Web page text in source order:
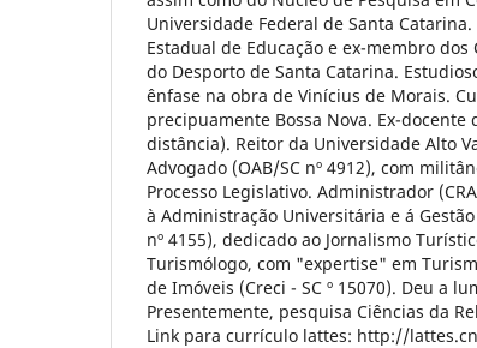
Universidade Federal de Santa
Estadual de Educação e ex-membro
do Desporto de Santa Catarina.
ênfase na obra de Vinícius de Morais.
precipuamente Bossa Nova. Ex-
distância). Reitor da Universidade Alto
Advogado (OAB/SC nº 4912), com
Processo Legislativo. Administrador
à Administração Universitária e á
nº 4155), dedicado ao Jornalismo
Turismólogo, com "expertise" em
de Imóveis (Creci - SC º 15070). Deu a
Presentemente, pesquisa Ciências da
Link para currículo lattes: http://